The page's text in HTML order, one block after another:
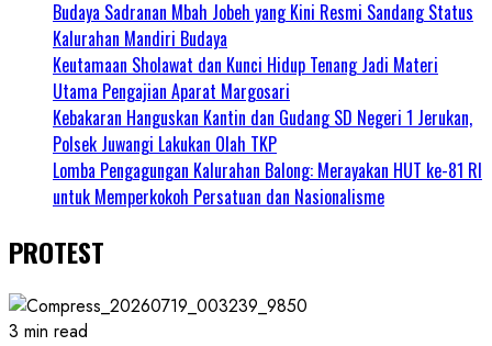
Budaya Sadranan Mbah Jobeh yang Kini Resmi Sandang Status
Kalurahan Mandiri Budaya
Keutamaan Sholawat dan Kunci Hidup Tenang Jadi Materi
Utama Pengajian Aparat Margosari
Kebakaran Hanguskan Kantin dan Gudang SD Negeri 1 Jerukan,
Polsek Juwangi Lakukan Olah TKP
Lomba Pengagungan Kalurahan Balong: Merayakan HUT ke-81 RI
untuk Memperkokoh Persatuan dan Nasionalisme
PROTEST
3 min read